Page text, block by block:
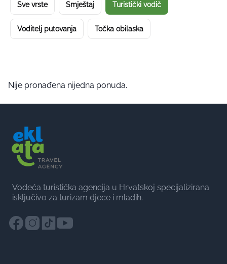
Sve vrste Smještaj Turistički vodič
Voditelj putovanja Točka obilaska
Nije pronađena nijedna ponuda.
Vodeća turistička agencija u Hrvatskoj specijalizirana
isključivo za turizam djece i mladih.